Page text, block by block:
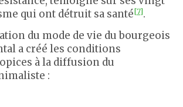
qui ont détruit sa santé[7].
du mode de vie du bourgeois
a créé les conditions
à la diffusion du
: